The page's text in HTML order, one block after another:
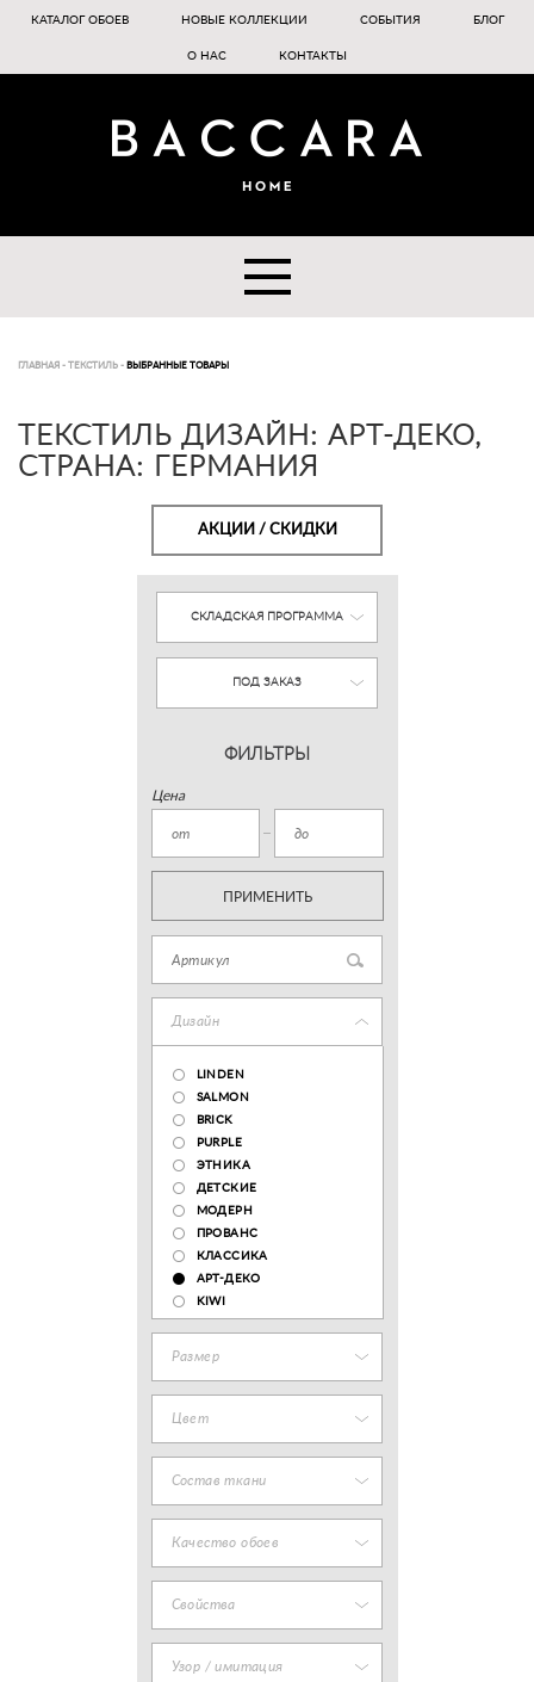
КАТАЛОГ ОБОЕВ НОВЫЕ КОЛЛЕКЦИИ СОБЫТИЯ БЛОГ
О НАС КОНТАКТЫ
ГЛАВНАЯ - ТЕКСТИЛЬ - ВЫБРАННЫЕ ТОВАРЫ
ТЕКСТИЛЬ ДИЗАЙН: АРТ-ДЕКО,
СТРАНА: ГЕРМАНИЯ
АКЦИИ / СКИДКИ
СКЛАДСКАЯ ПРОГРАММА
ПОД ЗАКАЗ
ФИЛЬТРЫ
Цена
ПРИМЕНИТЬ
Дизайн
LINDEN
SALMON
BRICK
PURPLE
ЭТНИКА
ДЕТСКИЕ
МОДЕРН
ПРОВАНС
КЛАССИКА
АРТ-ДЕКО
KIWI
Размер
Цвет
Состав ткани
Качество обоев
Свойства
Узор / имитация